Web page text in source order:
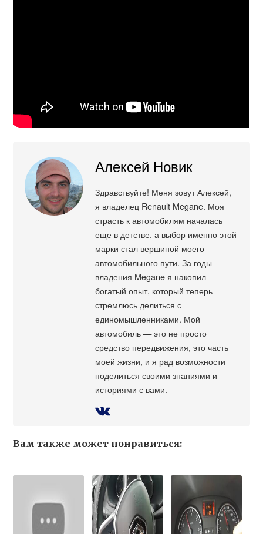
Алексей Новик
Здравствуйте! Меня зовут Алексей,
я владелец Renault Megane. Моя
страсть к автомобилям началась
еще в детстве, а выбор именно этой
марки стал вершиной моего
автомобильного пути. За годы
владения Megane я накопил
богатый опыт, который теперь
стремлюсь делиться с
единомышленниками. Мой
автомобиль — это не просто
средство передвижения, это часть
моей жизни, и я рад возможности
поделиться своими знаниями и
историями с вами.
Вам также может понравиться: